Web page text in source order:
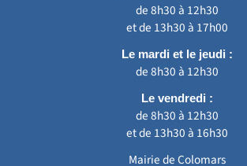
de 8h30 à 12h30
et de 13h30 à 17h00
Le mardi et le jeudi :
de 8h30 à 12h30
Le vendredi :
de 8h30 à 12h30
et de 13h30 à 16h30
Mairie de Colomars